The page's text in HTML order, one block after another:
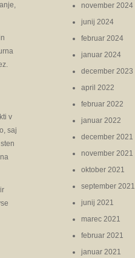
v
saj
november 2024
junij 2024
februar 2024
januar 2024
december 2023
april 2022
februar 2022
januar 2022
december 2021
november 2021
oktober 2021
september 2021
junij 2021
marec 2021
februar 2021
januar 2021